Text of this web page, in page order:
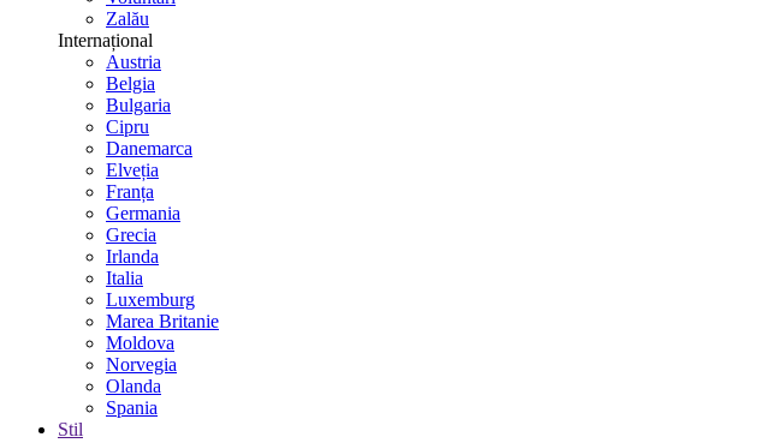
Zalău
Internațional
Austria
Belgia
Bulgaria
Cipru
Danemarca
Elveția
Franța
Germania
Grecia
Irlanda
Italia
Luxemburg
Marea Britanie
Moldova
Norvegia
Olanda
Spania
Stil